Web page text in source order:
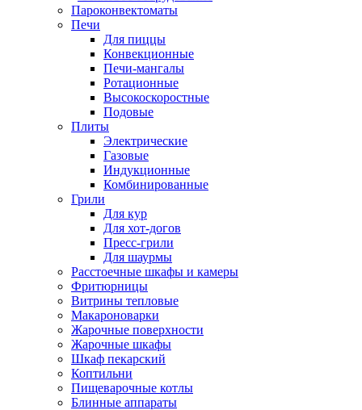
Пароконвектоматы
Печи
Для пиццы
Конвекционные
Печи-мангалы
Ротационные
Высокоскоростные
Подовые
Плиты
Электрические
Газовые
Индукционные
Комбинированные
Грили
Для кур
Для хот-догов
Пресс-грили
Для шаурмы
Расстоечные шкафы и камеры
Фритюрницы
Витрины тепловые
Макароноварки
Жарочные поверхности
Жарочные шкафы
Шкаф пекарский
Коптильни
Пищеварочные котлы
Блинные аппараты